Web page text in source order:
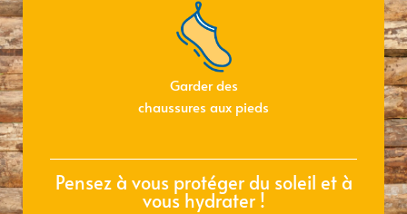
Garder des
chaussures aux pieds
Pensez à vous protéger du soleil et à
vous hydrater !